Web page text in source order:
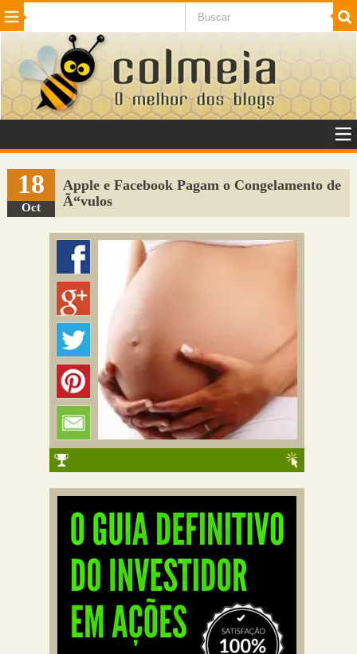
Beleza Cinema e TV
Internet Jogos NotÃ­cias SaÃºde
VeÃ­culos Adulto
Sugerir Link
Adicionar Blog
Colmeia Exchange
18
Oct
Apple e Facebook Pagam o Congelamento de
Ã“vulos